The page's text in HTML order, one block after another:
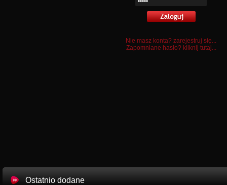
Nie masz konta? zarejestruj się...
Zapomniane hasło? kliknij tutaj...
Ostatnio dodane